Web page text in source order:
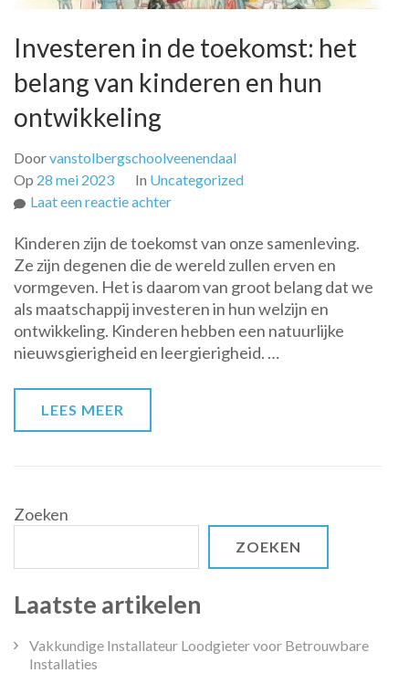
Investeren in de toekomst: het
belang van kinderen en hun
ontwikkeling
Doorvanstolbergschoolveenendaal
Op 28 mei 2023 In Uncategorized
Laat een reactie achterop
in
de
toekomst:
het
belang
van
Kinderen zijn de toekomst van onze samenleving.
Ze zijn degenen die de wereld zullen erven en
vormgeven. Het is daarom van groot belang dat we
als maatschappij investeren in hun welzijn en
ontwikkeling. Kinderen hebben een natuurlijke
nieuwsgierigheid en leergierigheid. …
LEES MEER
Zoeken
ZOEKEN
Laatste artikelen
Vakkundige Installateur Loodgieter voor Betrouwbare
Installaties